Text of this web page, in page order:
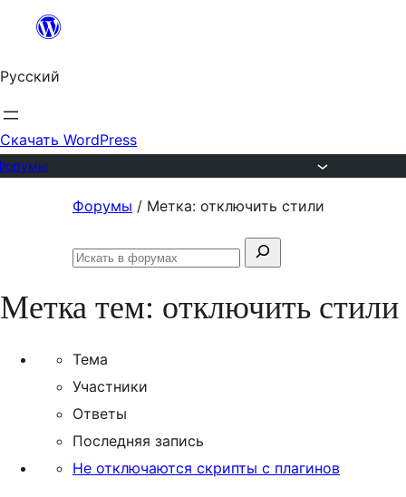
Перейти
содержимому
Русский
Скачать WordPress
содержимому
Форумы / Метка: отключить стили
Поиск:
Искать
Метка тем: отключить стили
Тема
Участники
Ответы
Последняя запись
Не отключаются скрипты с плагинов